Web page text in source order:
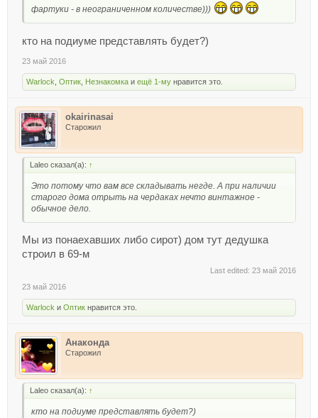
фартуки - в неограниченном количестве)))
кто на подиуме представлять будет?)
23 май 2016
Warlock Оптик Незнакомка и ещё 1-му нравится это.
okairinasai
Старожил
Laleo сказал(а): ↑
Это потому что вам все складывать негде. А при наличии
старого дома отрыть на чердаках нечто винтажное -
обычное дело.
Мы из понаехавших либо сирот) дом тут дедушка
строил в 69-м
Last edited: 23 май 2016
23 май 2016
Warlock и Оптик нравится это.
Анаконда
Старожил
Laleo сказал(а): ↑
кто на подиуме представлять будет?)